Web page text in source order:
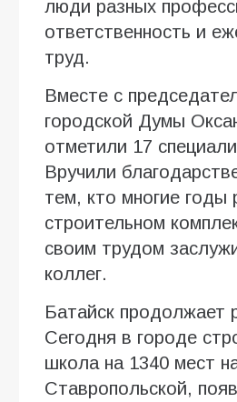
люди разных
ответственность и
труд.
Вместе с
городской Думы
отметили 17
Вручили
тем, кто многие годы
строительном
своим трудом
коллег.
Батайск продолжает
Сегодня в городе
школа на 1340 мест
Ставропольской,